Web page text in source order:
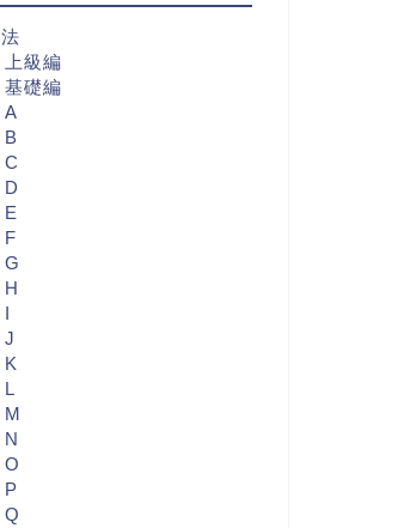
級編
礎編
A
B
F
I
J
P